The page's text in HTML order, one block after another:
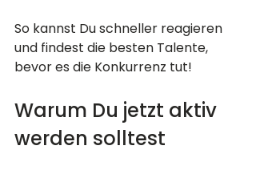
So kannst Du schneller reagieren
und findest die besten Talente,
bevor es die Konkurrenz tut!
Warum Du jetzt aktiv
werden solltest